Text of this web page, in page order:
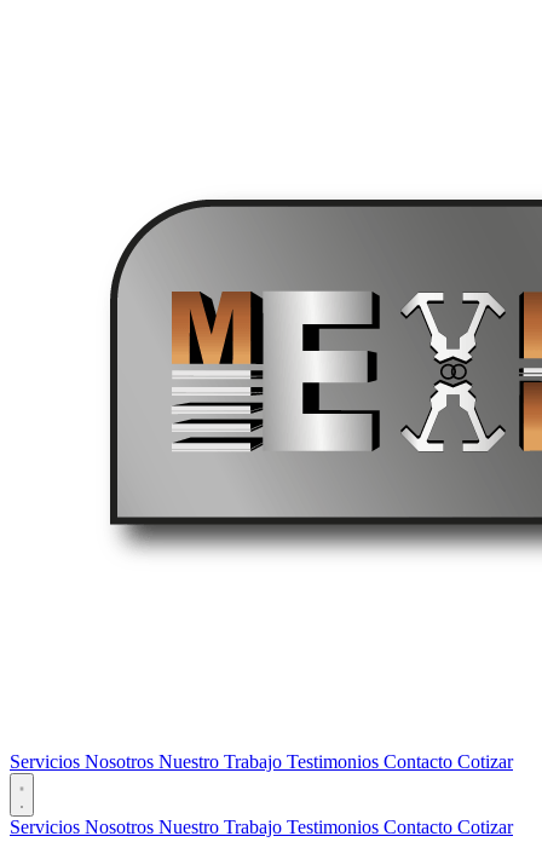
Servicios Nosotros Nuestro Trabajo Testimonios Contacto Cotizar
Servicios Nosotros Nuestro Trabajo Testimonios Contacto Cotizar